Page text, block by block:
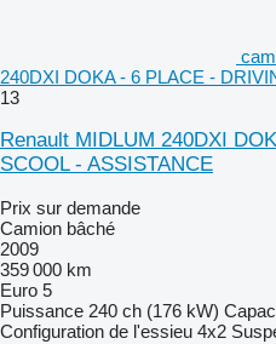
240DXI DOKA - 6 PLACE -
13
Renault MIDLUM 240DXI
SCOOL - ASSISTANCE
Prix sur demande
Camion bâché
2009
359 000 km
Euro 5
Puissance 240 ch (176 kW)
Configuration de l'essieu 4x2